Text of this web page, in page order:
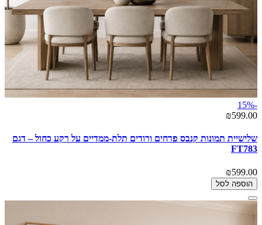
-15%
₪599.00
שלישיית תמונות קנבס פרחים ורודים תלת-ממדיים על רקע כחול – דגם
FT783
₪599.00
הוספה לסל